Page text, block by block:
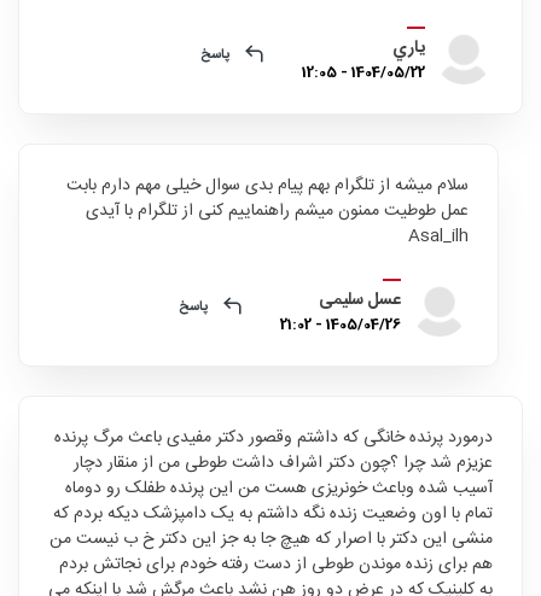
ياري
1404/05/22 - 12:05
پاسخ
سلام میشه از تلگرام بهم پیام بدی سوال خیلی مهم دارم بابت
عمل طوطیت ممنون میشم راهنماییم کنی از تلگرام با آیدی
Asal_ilh
عسل سلیمی
1405/04/26 - 21:02
پاسخ
درمورد پرنده خانگی که داشتم وقصور دکتر مفیدی باعث مرگ پرنده
عزیزم شد چرا ؟چون دکتر اشراف داشت طوطی من از منقار دچار
آسیب شده وباعث خونریزی هست من این پرنده طفلک رو دوماه
تمام با اون وضعیت زنده نگه داشتم به یک دامپزشک دیکه بردم که
منشی این دکتر با اصرار که هیچ جا به جز این دکتر خ ب نیست من
هم برای زنده موندن طوطی از دست رفته خودم برای نجاتش بردم
به کلینیک که در عرض دو روز هن نشد باعث مرگش شد با اینکه می